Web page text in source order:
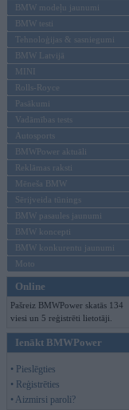
BMW modeļu jaunumi
BMW testi
Tehnoloģijas & sasniegumi
BMW Latvijā
MINI
Rolls-Royce
Pasākumi
Vadāmības tests
Autosports
BMWPower aktuāli
Reklāmas raksti
Mēneša BMW
Sērijveida tūnings
BMW pasaules jaunumi
BMW koncepti
BMW konkurentu jaunumi
Moto
Online
Pašreiz BMWPower skatās 134
viesi un 5 reģistrēti lietotāji.
Ienākt BMWPower
• Pieslēgties
• Reģistrēties
• Aizmirsi paroli?